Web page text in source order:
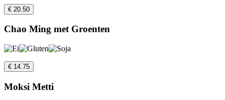
€ 20.50
Chao Ming met Groenten
€ 14.75
Moksi Metti